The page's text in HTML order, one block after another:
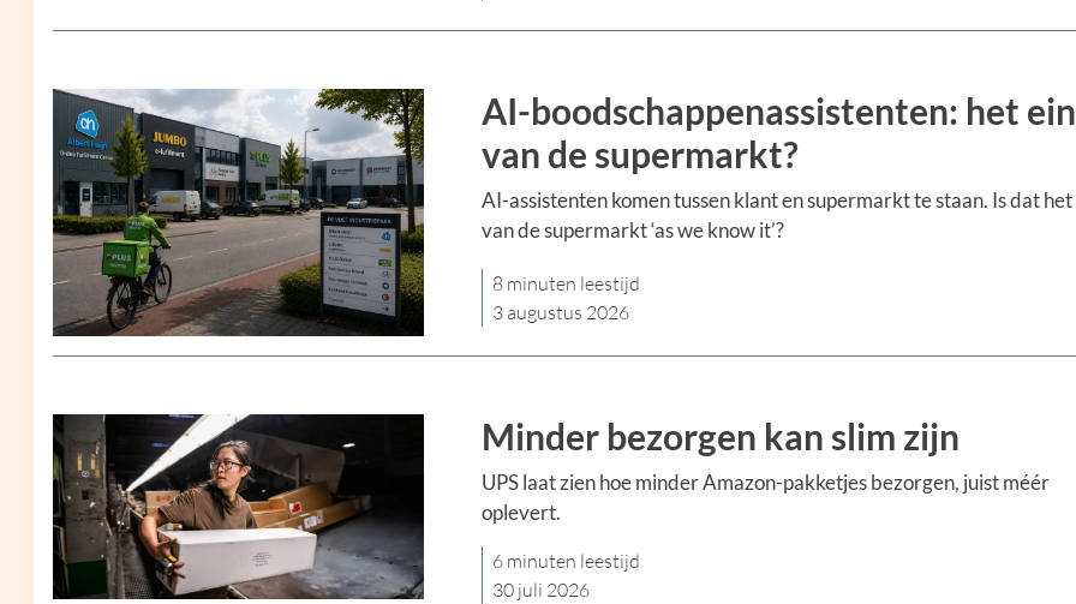
AI-boodschappenassistenten: het
van de supermarkt?
AI-assistenten komen tussen klant en supermarkt te staan. Is dat
van de supermarkt ‘as we know it’?
8 minuten leestijd
3 augustus 2026
Minder bezorgen kan slim zijn
UPS laat zien hoe minder Amazon-pakketjes bezorgen, juist méér
oplevert.
6 minuten leestijd
30 juli 2026